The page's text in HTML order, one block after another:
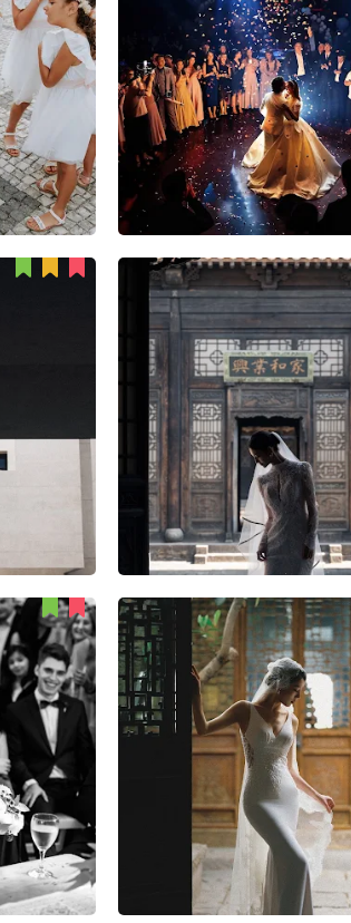
1
Mer Dan
64 7 1
Zhichen Ruan
62 1 3
0
Lizhi Zhang
73 1 1